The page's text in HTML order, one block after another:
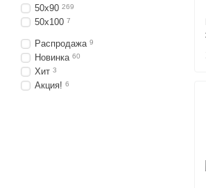
50х90 269
50х100 7
Распродажа 9
Новинка 60
Хит 3
Акция! 6